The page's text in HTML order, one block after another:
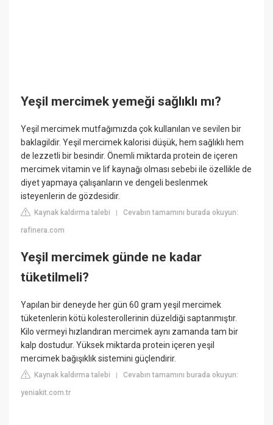
Yeşil mercimek yemeği sağlıklı mı?
Yeşil mercimek mutfağımızda çok kullanılan ve sevilen bir
baklagildir. Yeşil mercimek kalorisi düşük, hem sağlıklı hem
de lezzetli bir besindir. Önemli miktarda protein de içeren
mercimek vitamin ve lif kaynağı olması sebebi ile özellikle de
diyet yapmaya çalışanların ve dengeli beslenmek
isteyenlerin de gözdesidir.
Kaynak kaldırma talebi |Cevabın tamamını burada okuyun:
rafinera.com
Yeşil mercimek günde ne kadar
tüketilmeli?
Yapılan bir deneyde her gün 60 gram yeşil mercimek
tüketenlerin kötü kolesterollerinin düzeldiği saptanmıştır.
Kilo vermeyi hızlandıran mercimek aynı zamanda tam bir
kalp dostudur. Yüksek miktarda protein içeren yeşil
mercimek bağışıklık sistemini güçlendirir.
Kaynak kaldırma talebi |Cevabın tamamını burada okuyun:
yeniakit.com.tr